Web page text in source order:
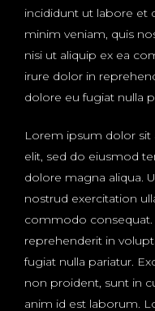
incididunt ut labore et
minim veniam, quis
nisi ut aliquip ex ea
irure dolor in
dolore eu fugiat nulla
Lorem ipsum dolor sit
elit, sed do eiusmod
dolore magna aliqua.
nostrud exercitation
commodo consequat.
reprehenderit in
fugiat nulla pariatur.
non proident, sunt in
anim id est laborum.